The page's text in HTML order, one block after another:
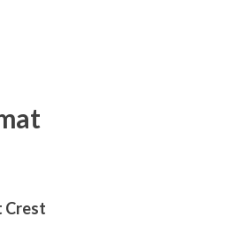
Crest